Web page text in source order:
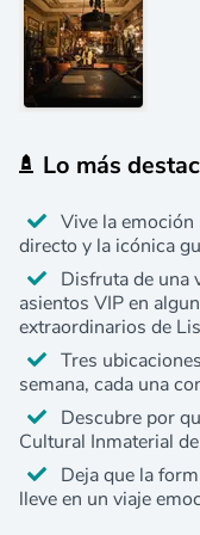
Lo más
Vive la emoción
directo y la icónica
Disfruta de una
asientos VIP en
extraordinarios de
Tres
semana, cada una
Descubre por
Cultural Inmaterial
Deja que la
lleve en un viaje